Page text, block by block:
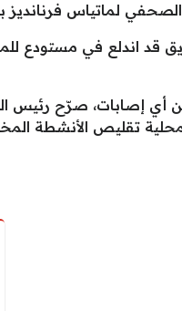
الصحفي لماتياس
اندلع في مستودع
عن أي إصابات، صرّح رئيس
تقليص الأنشطة